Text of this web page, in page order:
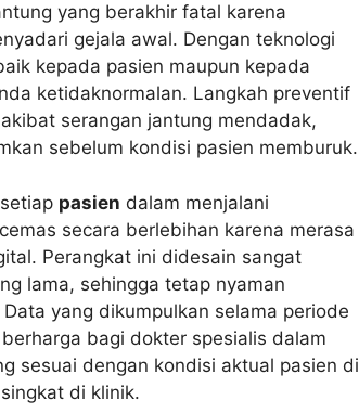
yang berakhir fatal karena
gejala awal. Dengan teknologi
kepada pasien maupun kepada
ketidaknormalan. Langkah preventif
serangan jantung mendadak,
sebelum kondisi pasien memburuk.
pasien dalam menjalani
secara berlebihan karena merasa
Perangkat ini didesain sangat
lama, sehingga tetap nyaman
yang dikumpulkan selama periode
bagi dokter spesialis dalam
sesuai dengan kondisi aktual pasien di
di klinik.